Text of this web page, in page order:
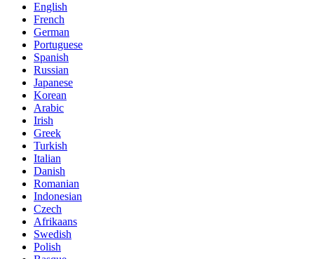
English
French
German
Portuguese
Spanish
Russian
Japanese
Korean
Arabic
Irish
Greek
Turkish
Italian
Danish
Romanian
Indonesian
Czech
Afrikaans
Swedish
Polish